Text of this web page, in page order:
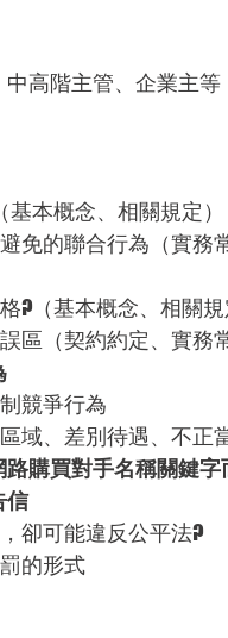
高階主管、企業主等
本概念、相關規定）
免的聯合行為（實務
?（基本概念、相關
區（契約約定、實務
競爭行為
域、差別待遇、不正
購買對手名稱關鍵
信
卻可能違反公平法?
的形式